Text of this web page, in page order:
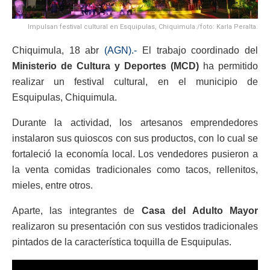
Impulsan festival cultural en Esquipulas, Chiquimula./foto: Karla Peralta.
Chiquimula, 18 abr (AGN).- El trabajo coordinado del
Ministerio de Cultura y Deportes (MCD) ha permitido
realizar un festival cultural, en el municipio de
Esquipulas, Chiquimula.
Durante la actividad, los artesanos emprendedores
instalaron sus quioscos con sus productos, con lo cual se
fortaleció la economía local. Los vendedores pusieron a
la venta comidas tradicionales como tacos, rellenitos,
mieles, entre otros.
Aparte, las integrantes de Casa del Adulto Mayor
realizaron su presentación con sus vestidos tradicionales
pintados de la característica toquilla de Esquipulas.